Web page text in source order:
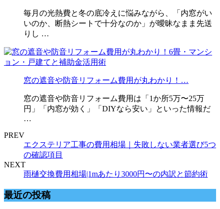
毎月の光熱費と冬の底冷えに悩みながら、「内窓がい
いのか、断熱シートで十分なのか」が曖昧なまま先送
りし …
窓の遮音や防音リフォーム費用が丸わかり！…
窓の遮音や防音リフォーム費用は「1か所5万〜25万
円」「内窓が効く」「DIYなら安い」といった情報だ
…
PREV
エクステリア工事の費用相場｜失敗しない業者選び5つ
の確認項目
NEXT
雨樋交換費用相場|1mあたり3000円〜の内訳と節約術
最近の投稿